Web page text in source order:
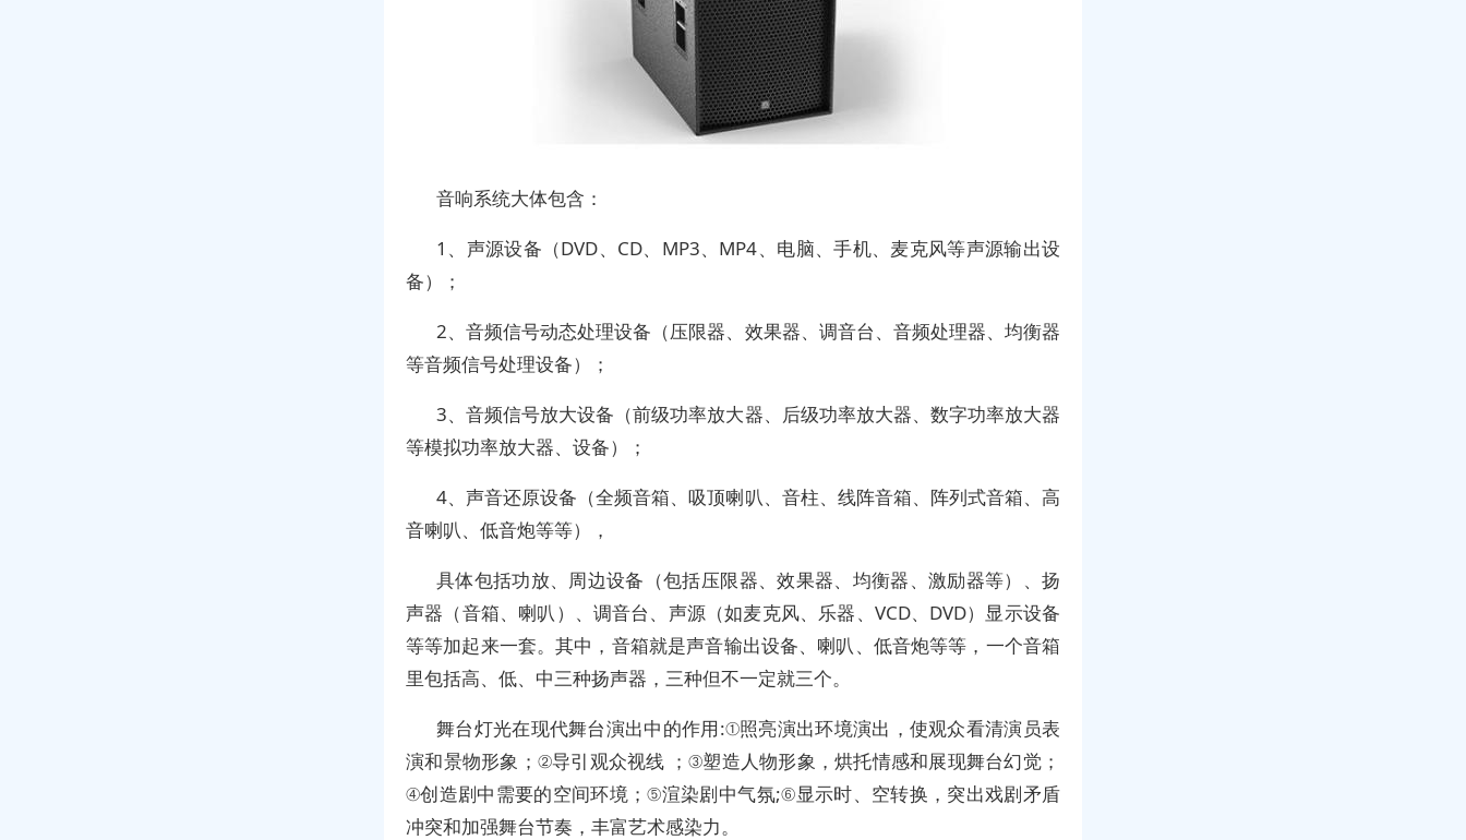
音响系统大体包含：
1、声源设备（DVD、CD、MP3、MP4、电脑、手机、麦克风等声源输出设
备）；
2、音频信号动态处理设备（压限器、效果器、调音台、音频处理器、均衡器
等音频信号处理设备）；
3、音频信号放大设备（前级功率放大器、后级功率放大器、数字功率放大器
等模拟功率放大器、设备）；
4、声音还原设备（全频音箱、吸顶喇叭、音柱、线阵音箱、阵列式音箱、高
音喇叭、低音炮等等），
具体包括功放、周边设备（包括压限器、效果器、均衡器、激励器等）、扬
声器（音箱、喇叭）、调音台、声源（如麦克风、乐器、VCD、DVD）显示设备
等等加起来一套。其中，音箱就是声音输出设备、喇叭、低音炮等等，一个音箱
里包括高、低、中三种扬声器，三种但不一定就三个。
舞台灯光在现代舞台演出中的作用:①照亮演出环境演出，使观众看清演员表
演和景物形象；②导引观众视线 ；③塑造人物形象，烘托情感和展现舞台幻觉；
④创造剧中需要的空间环境；⑤渲染剧中气氛;⑥显示时、空转换，突出戏剧矛盾
冲突和加强舞台节奏，丰富艺术感染力。